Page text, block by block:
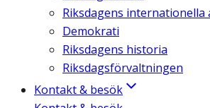
Riksdagens internationella
Demokrati
Riksdagens historia
Riksdagsförvaltningen
Kontakt & besök